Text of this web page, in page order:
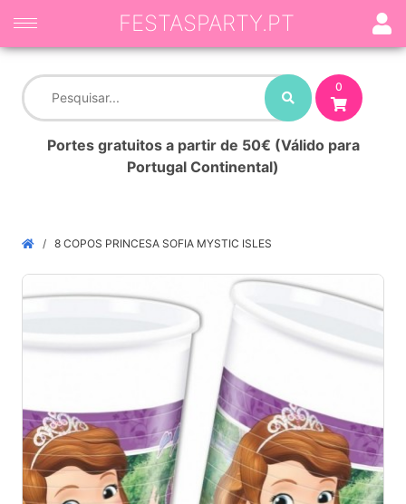
0
Portes gratuitos a partir de 50€ (Válido para
Portugal Continental)
FESTASPARTY.PT
8 COPOS PRINCESA SOFIA MYSTIC ISLES